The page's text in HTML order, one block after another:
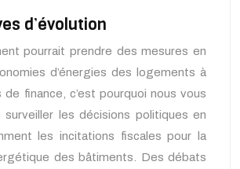
d’évolution
pourrait prendre des mesures en
d’énergies des logements à
finance, c’est pourquoi nous vous
surveiller les décisions politiques en
les incitations fiscales pour la
des bâtiments. Des débats